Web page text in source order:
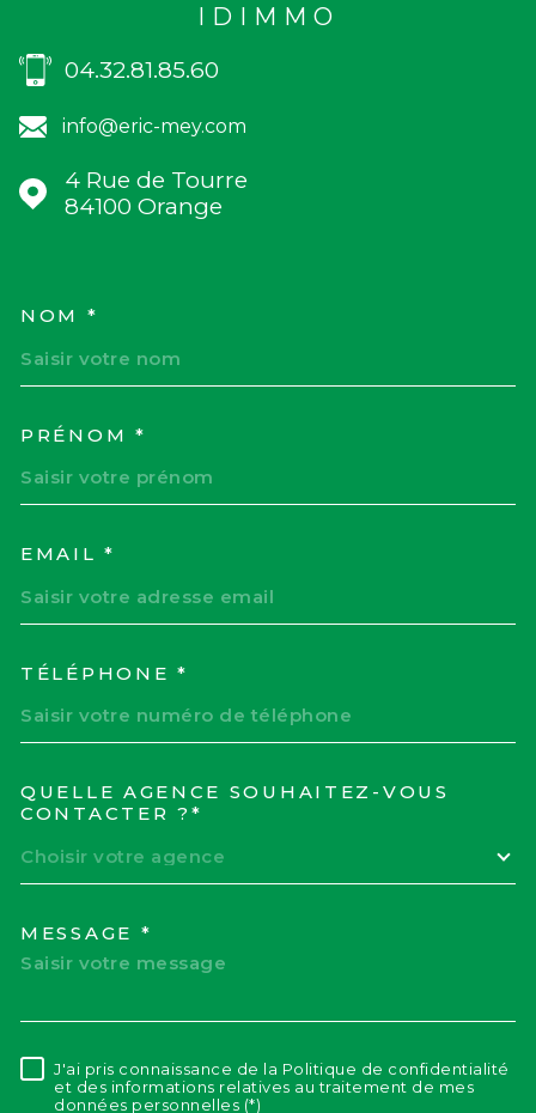
IDIMMO
04.32.81.85.60
info@eric-mey.com
4 Rue de Tourre
84100
Orange
NOM *
PRÉNOM *
EMAIL *
TÉLÉPHONE *
QUELLE AGENCE SOUHAITEZ-VOUS
CONTACTER ?*
Choisir votre agence
MESSAGE *
RÈGLEMENTATION
J'ai pris connaissance de la Politique de confidentialité
et des informations relatives au traitement de mes
données personnelles (*)